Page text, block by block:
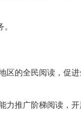
区的全民阅读，促
力推广阶梯阅读，